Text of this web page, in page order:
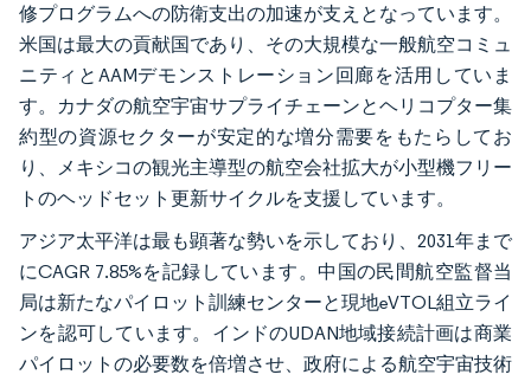
修プログラムへの防衛支出の加速が支えとなっています。
米国は最大の貢献国であり、その大規模な一般航空コミュ
ニティとAAMデモンストレーション回廊を活用していま
す。カナダの航空宇宙サプライチェーンとヘリコプター集
約型の資源セクターが安定的な増分需要をもたらしてお
り、メキシコの観光主導型の航空会社拡大が小型機フリー
トのヘッドセット更新サイクルを支援しています。
アジア太平洋は最も顕著な勢いを示しており、2031年まで
にCAGR 7.85%を記録しています。中国の民間航空監督当
局は新たなパイロット訓練センターと現地eVTOL組立ライ
ンを認可しています。インドのUDAN地域接続計画は商業
パイロットの必要数を倍増させ、政府による航空宇宙技術